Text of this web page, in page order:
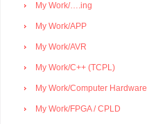
My Work/….ing
My Work/APP
My Work/AVR
My Work/C++ (TCPL)
My Work/Computer Hardware
My Work/FPGA / CPLD